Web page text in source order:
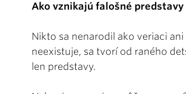
Ako vznikajú falošné predstavy
Nikto sa nenarodil ako veriaci
neexistuje, sa tvorí od raného
len predstavy.